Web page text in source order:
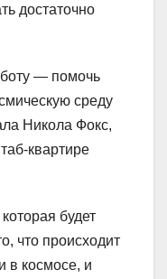
достаточно
— помочь
среду
Никола Фокс,
квартире
будет
что происходит
в космосе, и